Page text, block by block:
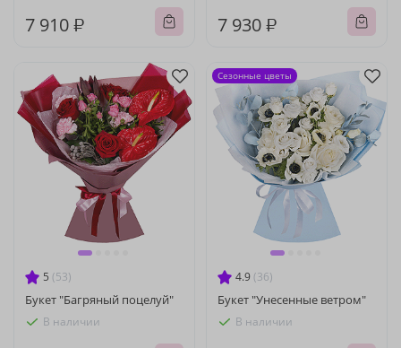
7 910 ₽ 7 930 ₽
5 (53)
Букет "Багряный поцелуй"
В наличии
4.9 (36)
Букет "Унесенные ветром"
В наличии
Сезонные цветы